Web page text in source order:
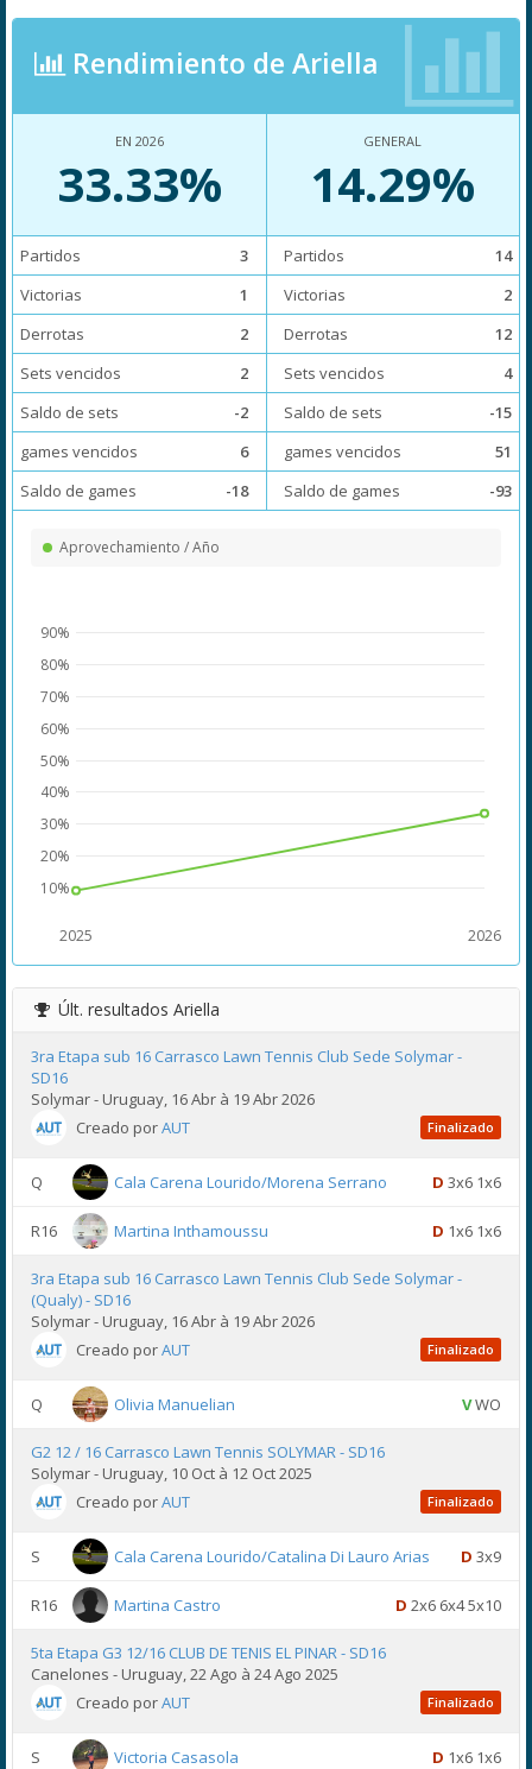
Rendimiento de Ariella
EN 2026
33.33%
Partidos
3
Victorias
1
Derrotas
2
Sets vencidos
2
Saldo de sets
-2
games vencidos
6
Saldo de games
-18
GENERAL
14.29%
Partidos
14
Victorias
2
Derrotas
12
Sets vencidos
4
Saldo de sets
-15
games vencidos
51
Saldo de games
-93
Aprovechamiento / Año
2025 2026
10%
20%
30%
40%
50%
60%
70%
80%
90%
Últ. resultados Ariella
3ra Etapa sub 16 Carrasco Lawn Tennis Club Sede Solymar -
SD16
Solymar - Uruguay, 16 Abr à 19 Abr 2026
Creado porAUT Finalizado
Q Cala Carena Lourido/Morena Serrano D 3x6 1x6
R16 Martina Inthamoussu D 1x6 1x6
3ra Etapa sub 16 Carrasco Lawn Tennis Club Sede Solymar -
(Qualy) - SD16
Solymar - Uruguay, 16 Abr à 19 Abr 2026
Creado porAUT Finalizado
Q Olivia Manuelian VWO
G2 12 / 16 Carrasco Lawn Tennis SOLYMAR - SD16
Solymar - Uruguay, 10 Oct à 12 Oct 2025
Creado porAUT Finalizado
S Cala Carena Lourido/Catalina Di Lauro Arias D 3x9
R16 Martina Castro D 2x6 6x4 5x10
5ta Etapa G3 12/16 CLUB DE TENIS EL PINAR - SD16
Canelones - Uruguay, 22 Ago à 24 Ago 2025
Creado porAUT Finalizado
S Victoria Casasola D 1x6 1x6